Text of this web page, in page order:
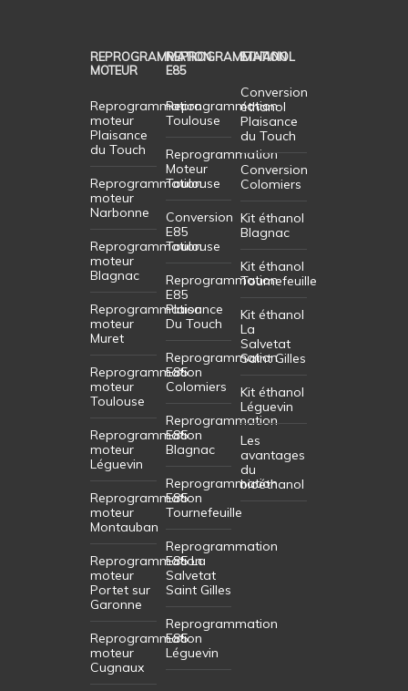
REPROGRAMMATION
MOTEUR
Reprogrammation
moteur
Plaisance
du Touch
Reprogrammation
moteur
Narbonne
Reprogrammation
moteur
Blagnac
Reprogrammation
moteur
Muret
Reprogrammation
moteur
Toulouse
Reprogrammation
moteur
Léguevin
Reprogrammation
moteur
Montauban
Reprogrammation
moteur
Portet sur
Garonne
Reprogrammation
moteur
Cugnaux
REPROGRAMMATION
E85
Reprogrammation
Toulouse
Reprogrammation
Moteur
Toulouse
Conversion
E85
Toulouse
Reprogrammation
E85
Plaisance
Du Touch
Reprogrammation
E85
Colomiers
Reprogrammation
E85
Blagnac
Reprogrammation
E85
Tournefeuille
Reprogrammation
E85 La
Salvetat
Saint Gilles
Reprogrammation
E85
Léguevin
ETHANOL
Conversion
éthanol
Plaisance
du Touch
Conversion
Colomiers
Kit éthanol
Blagnac
Kit éthanol
Tournefeuille
Kit éthanol
La
Salvetat
Saint Gilles
Kit éthanol
Léguevin
Les
avantages
du
bioéthanol